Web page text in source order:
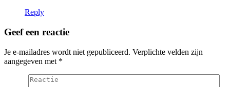
Reply
Geef een reactie
Je e-mailadres wordt niet gepubliceerd. Verplichte velden zijn
aangegeven met *